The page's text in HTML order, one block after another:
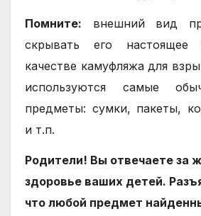
Помните: внешний вид
скрывать его настоящее
качестве камуфляжа для
используются самые
предметы: сумки, пакеты,
и т.п.
Родители! Вы отвечаете за
здоровье ваших детей.
что любой предмет